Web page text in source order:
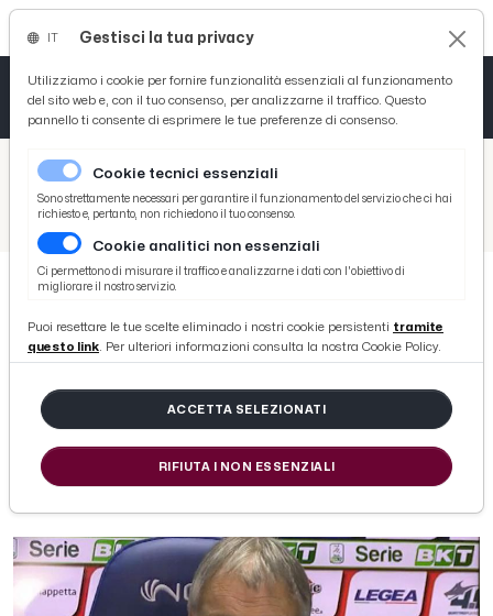
/ Picenotime
/ Serie B
Cosenza-Salernitana 0-0, le voci di Braglia e Gregucci post gara
Cosenza-Salernitana 0-0, le voci di
Braglia e Gregucci post gara
venerdì 28 dicembre 2018
Gestisci la tua privacy
Utilizziamo i cookie per fornire funzionalità essenziali al funzionamento
del sito web e, con il tuo consenso, per analizzarne il traffico. Questo
pannello ti consente di esprimere le tue preferenze di consenso.
Cookie tecnici essenziali
Sono strettamente necessari per garantire il funzionamento del servizio che ci hai
richiesto e, pertanto, non richiedono il tuo consenso.
Cookie analitici non essenziali
Ci permettono di misurare il traffico e analizzarne i dati con l'obiettivo di
migliorare il nostro servizio.
Puoi resettare le tue scelte eliminado i nostri cookie persistenti tramite
questo link. Per ulteriori informazioni consulta la nostra Cookie Policy.
ACCETTA SELEZIONATI
RIFIUTA I NON ESSENZIALI
Tutto News
Tutto Sport
Basket
Ciclismo
Tutto Curiosità